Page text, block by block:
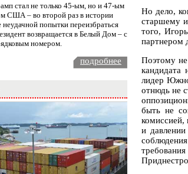
стал не только 45-ым, но и 47-ым
США – во второй раз в истории
попытки переизбраться
возвращается в Белый Дом – с
номером.
подробнее
Но дело,
старшему
того,
партнером
Поэтому
кандидата
лидер
отнюдь не
быть не
комиссией,
и